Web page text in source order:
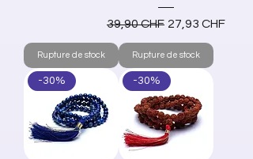
Rupture de stock
Prix original
39,90 CHF Prix
27,93 CHF
Rupture de stock
-30% -30%